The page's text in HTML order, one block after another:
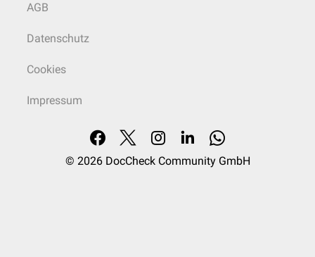
AGB
Datenschutz
Cookies
Impressum
© 2026 DocCheck Community GmbH